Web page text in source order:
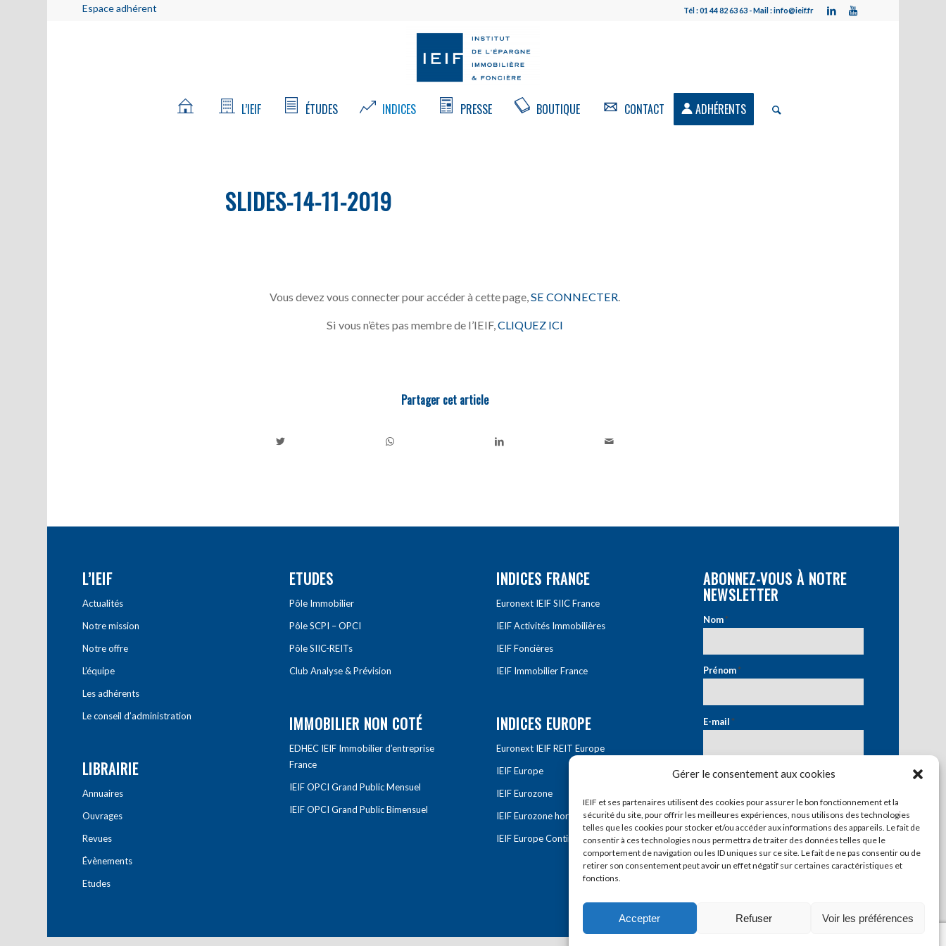
Gérer le consentement aux cookies
IEIF et ses partenaires utilisent des cookies pour assurer le bon fonctionnement et la
sécurité du site, pour offrir les meilleures expériences, nous utilisons des technologies
telles que les cookies pour stocker et/ou accéder aux informations des appareils. Le fait de
consentir à ces technologies nous permettra de traiter des données telles que le
comportement de navigation ou les ID uniques sur ce site. Le fait de ne pas consentir ou de
retirer son consentement peut avoir un effet négatif sur certaines caractéristiques et
fonctions.
Accepter Refuser Voir les préférences
Espace adhérent Tél : 01 44 82 63 63 - Mail : info@ieif.fr
L’IEIF ÉTUDES INDICES PRESSE BOUTIQUE CONTACT ADHÉRENTS
SLIDES-14-11-2019
Vous devez vous connecter pour accéder à cette page, SE CONNECTER
Si vous n’êtes pas membre de l’IEIF,CLIQUEZ ICI
Partager cet article
L’IEIF
Actualités
Notre mission
Notre offre
L’équipe
Les adhérents
Le conseil d’administration
LIBRAIRIE
Annuaires
Ouvrages
Revues
Évènements
Etudes
ETUDES
Pôle Immobilier
Pôle SCPI – OPCI
Pôle SIIC-REITs
Club Analyse & Prévision
IMMOBILIER NON COTÉ
EDHEC IEIF Immobilier d’entreprise
France
IEIF OPCI Grand Public Mensuel
IEIF OPCI Grand Public Bimensuel
INDICES FRANCE
Euronext IEIF SIIC France
IEIF Activités Immobilières
IEIF Foncières
IEIF Immobilier France
INDICES EUROPE
Euronext IEIF REIT Europe
IEIF Europe
IEIF Eurozone
IEIF Eurozone hors France
IEIF Europe Continentale
ABONNEZ-VOUS À NOTRE
NEWSLETTER
Nom*
Prénom*
E-mail*